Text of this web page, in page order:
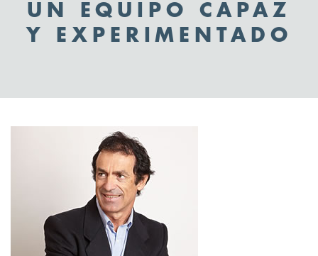
UN EQUIPO CAPAZ
Y EXPERIMENTADO